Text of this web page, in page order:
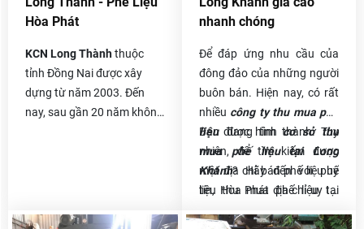
Bình Dương.
Hòa Phát
KCN Long Thànhthuộc
tỉnh Đồng Nai được xây
dựng từ năm 2003. Đến
nay, sau gần 20 năm không
nhanh chóng
Để đáp ứng nhu cầu của
đông đảo của những người
buôn bán. Hiện nay, có rất
nhiều công ty thu mua phế
liệu được hình thành. Tuy
nhiên, để tìm kiếm được
một địa chỉ bán phế liệu uy
tín, thu mua phế liệu tại
Bạn đang tìmcơ sở thu
mua phế liệu tại Long
Khánh? Hãy đến với phế
liệu Hòa Phát địa chỉ uy tín